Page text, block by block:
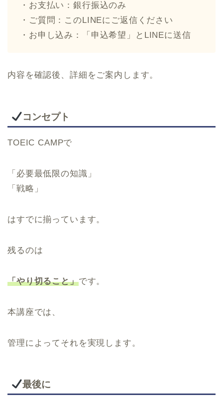
・お支払い：銀行振込のみ
・ご質問：このLINEにご返信ください
・お申し込み：「申込希望」とLINEに送信
内容を確認後、詳細をご案内します。
コンセプト
TOEIC CAMPで
「必要最低限の知識」
「戦略」
はすでに揃っています。
残るのは
「やり切ること」です。
本講座では、
管理によってそれを実現します。
最後に